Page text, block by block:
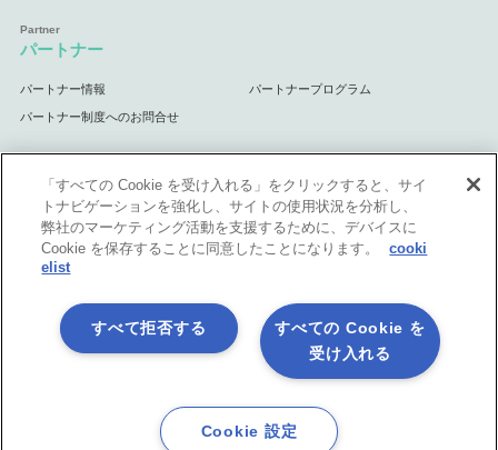
パートナー
パートナー情報 パートナープログラム
パートナー制度へのお問合せ
サポート
サポート情報
各社商標について
会社情報
「すべての Cookie を受け入れる」をクリックすると、サイ
トナビゲーションを強化し、サイトの使用状況を分析し、
弊社のマーケティング活動を支援するために、デバイスに
Cookie を保存することに同意したことになります。
cooki
elist
すべての Cookie を
受け入れる
すべて拒否する
Cookie 設定